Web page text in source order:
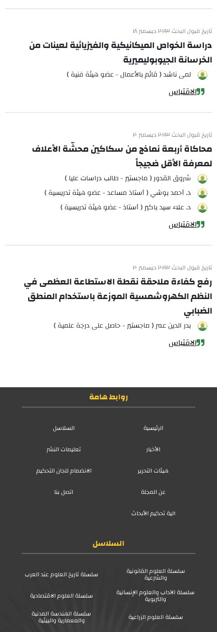
تاريخ قبول البحث ٢٠٢٣ ديسمبر ١٨
دراسة الخواص الميكانيكية والفيزيائية لعينات من
الخرسانة الجيوبوليميرية
لمى ناشد ( قائم بالأعمال - عضو هيئة فنية )
الاقتباس
تاريخ قبول البحث ٢٠٢٣ ديسمبر ٢٠
محاكاة أربعة نماذج من سكاكين محشّة الأعلاف
لمعرفة الأقل ضجيجاً
شروق القدور ( ماجستير - طالب دراسات عليا )
د. أحمد بوشي ( أستاذ مساعد - عضو هيئة تدريسية )
د. علاء سيد باكير ( أستاذ - عضو هيئة تدريسية )
الاقتباس
تاريخ قبول البحث ٢٠٢٣ ديسمبر ٢٠
رفع كفاءة ملاحقة نقطة الاستطاعة العظمى في
النظم الكهروشمسية الموزعة باستخدام المنطق
الضبابي
بدر الدين عمر ( ماجستير - حاصل على درجة علمية )
الاقتباس
روابط هامة
الرئيسية
السلاسل
الأخبار
تعليمات النشر
هيئات التحرير
الانضمام للجان التحكيم
عن المجلة
اتصل بنا
آلية تحكيم الأبحاث
السلاسل
سلسلة العلوم القانونية
والشرعية
سلسلة تاريخ العلوم عند العرب
سلسلة الآداب والعلوم الإنسانية
والتربوية
سلسلة العلوم الاقتصادية
سلسلة العلوم الزراعية
سلسلة الهندسة المدنية
والمعمارية والبيئية